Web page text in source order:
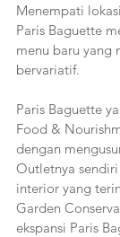
Menempati
Paris Baguette
menu baru yang
bervariatif.
Paris Baguette
Food &
dengan
Outletnya
interior yang
Garden
ekspansi Paris